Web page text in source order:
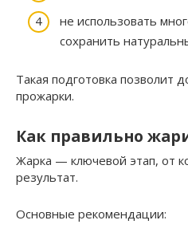
не использовать
сохранить
Такая подготовка позволит
прожарки.
Как правильно
Жарка — ключевой этап, от
результат.
Основные рекомендации: